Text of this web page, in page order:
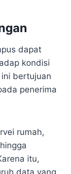
dapat
kondisi
bertujuan
penerima
rumah,
itu,
data yang